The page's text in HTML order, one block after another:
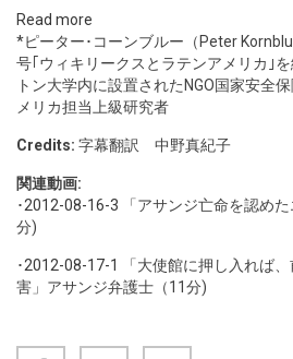
Read more
*ピーター･コーンブルー（Peter
号｢ウィキリークスとラテンアメリカ｣
トン大学内に設置されたNGO国家安全
メリカ担当上級研究者
Credits: 字幕翻訳 中野真紀子
関連動画:
･2012-08-16-3 「アサンジ亡命を認め
分)
･2012-08-17-1
「大使館に押し入れば
害」アサンジ弁護士（11分)